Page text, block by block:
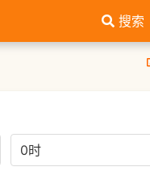
搜索